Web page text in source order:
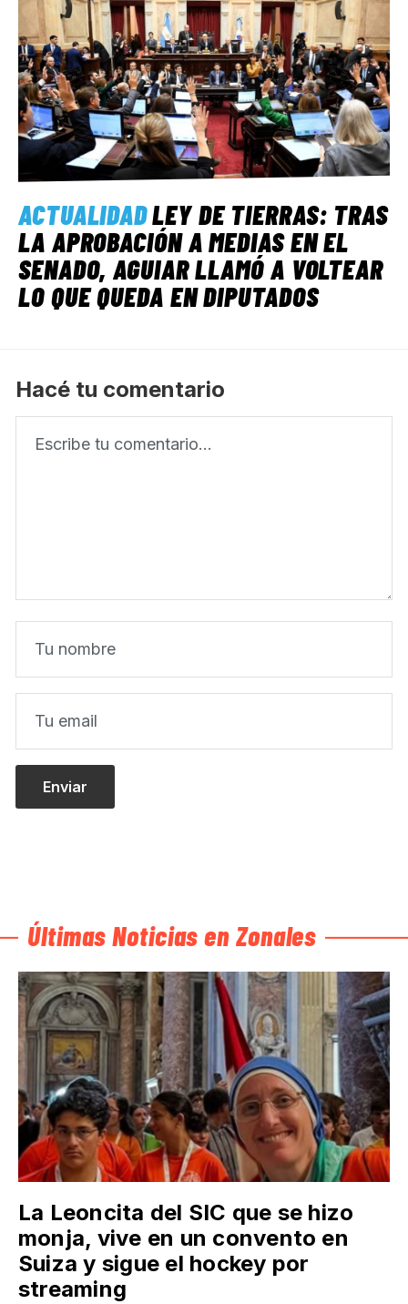
ACTUALIDADLEY DE TIERRAS: TRAS
LA APROBACIÓN A MEDIAS EN EL
SENADO, AGUIAR LLAMÓ A VOLTEAR
LO QUE QUEDA EN DIPUTADOS
Hacé tu comentario
Últimas Noticias en Zonales
La Leoncita del SIC que se hizo
monja, vive en un convento en
Suiza y sigue el hockey por
streaming